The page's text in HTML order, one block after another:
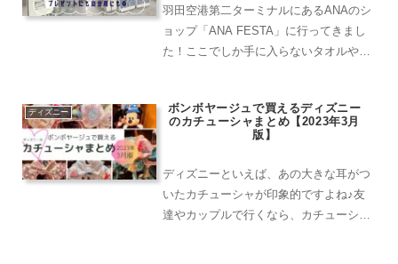
羽田空港第二ターミナルにあるANAのシ
ョップ「ANA FESTA」に行ってきまし
た！ここでしか手に入らないタオルやポ
ンが上がってしまいました✈️自分のお子
さんへのお土産...
ディズニー
ボンボヤージュで買えるディズニー
のカチューシャまとめ【2023年3月
版】
ディズニーといえば、あの大きな耳がつ
いたカチューシャが印象的ですよね♪友
達やカップルで行くなら、カチューシャ